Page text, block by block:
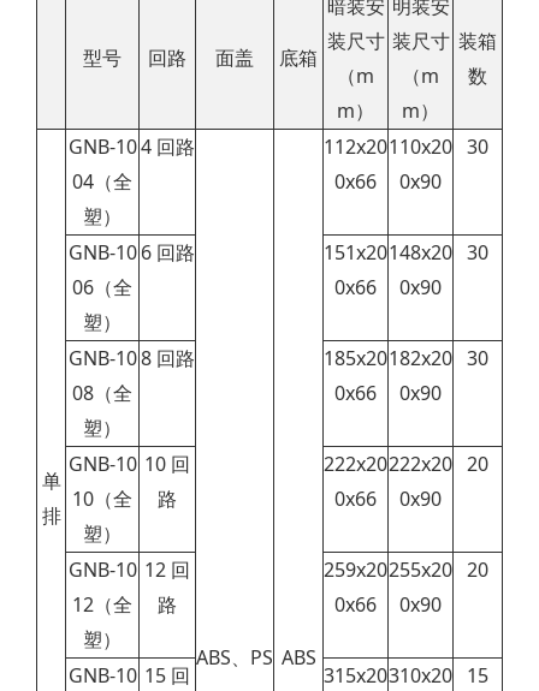
型号 回路 面盖 底箱
暗装安
装尺寸
（m
m）
明装安
装尺寸
（m
m）
装箱
数
单
排
GNB-10
04（全
塑）
4 回路
ABS、PS ABS
112x20
0x66
110x20
0x90
30
GNB-10
06 （全
塑）
6 回路
151x20
0x66
148x20
0x90
30
GNB-10
08 （全
塑）
8 回路
185x20
0x66
182x20
0x90
30
GNB-10
10 （全
塑）
10 回
路
222x20
0x66
222x20
0x90
20
GNB-10
12 （全
塑）
12 回
路
259x20
0x66
255x20
0x90
20
GNB-10 15 回
315x20310x20 15